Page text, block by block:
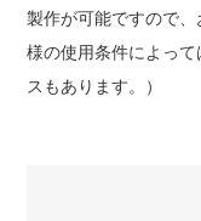
製作が可能ですので
様の使用条件によっ
スもあります。）